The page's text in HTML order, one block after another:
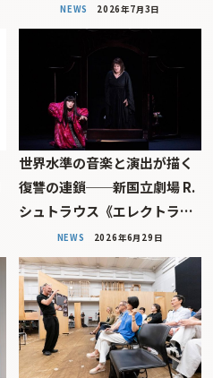
NEWS 2026年7月3日
世界水準の音楽と演出が描く
復讐の連鎖──新国立劇場 R.
シュトラウス《エレクトラ…
NEWS 2026年6月29日